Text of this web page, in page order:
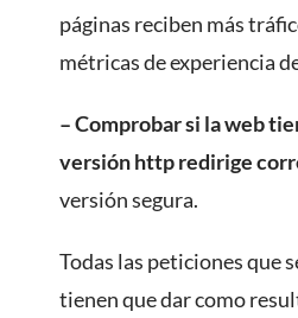
páginas reciben más
métricas de experiencia
– Comprobar si la web
versión http redirige
versión segura.
Todas las peticiones que
tienen que dar como